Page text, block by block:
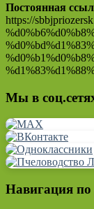
Постоянная
https://
Мы в
Навигация по